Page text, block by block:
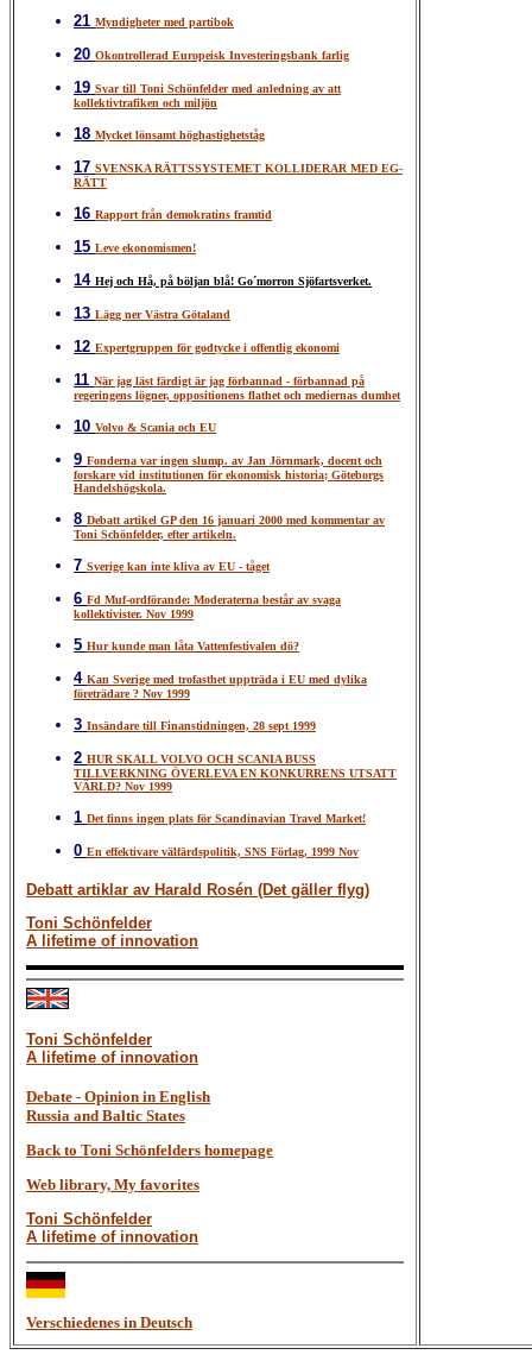
21 Myndigheter med partibok
20 Okontrollerad Europeisk Investeringsbank farlig
19 Svar till Toni Schönfelder med anledning av att
kollektivtrafiken och miljön
18 Mycket lönsamt höghastighetståg
17 SVENSKA RÄTTSSYSTEMET KOLLIDERAR MED EG-
RÄTT
16 Rapport från demokratins framtid
15 Leve ekonomismen!
14 Hej och Hå, på böljan blå! Go´morron Sjöfartsverket.
13 Lägg ner Västra Götaland
12 Expertgruppen för godtycke i offentlig ekonomi
11 När jag läst färdigt är jag förbannad - förbannad på
regeringens lögner, oppositionens flathet och mediernas dumhet
10 Volvo & Scania och EU
9 Fonderna var ingen slump. av Jan Jörnmark, docent och
forskare vid institutionen för ekonomisk historia; Göteborgs
Handelshögskola.
8 Debatt artikel GP den 16 januari 2000 med kommentar av
Toni Schönfelder, efter artikeln.
7 Sverige kan inte kliva av EU - tåget
6 Fd Muf-ordförande: Moderaterna består av svaga
kollektivister. Nov 1999
5 Hur kunde man låta Vattenfestivalen dö?
4 Kan Sverige med trofasthet uppträda i EU med dylika
företrädare ? Nov 1999
3 Insändare till Finanstidningen, 28 sept 1999
2 HUR SKALL VOLVO OCH SCANIA BUSS
TILLVERKNING ÖVERLEVA EN KONKURRENS UTSATT
VÄRLD? Nov 1999
1 Det finns ingen plats för Scandinavian Travel Market!
0 En effektivare välfärdspolitik, SNS Förlag, 1999 Nov
Debatt artiklar av Harald Rosén (Det gäller flyg)
Toni Schönfelder
A lifetime of innovation
Toni Schönfelder
A lifetime of innovation
Debate - Opinion in English
Russia and Baltic States
Back to Toni Schönfelders homepage
Web library, My favorites
Toni Schönfelder
A lifetime of innovation
Verschiedenes in Deutsch